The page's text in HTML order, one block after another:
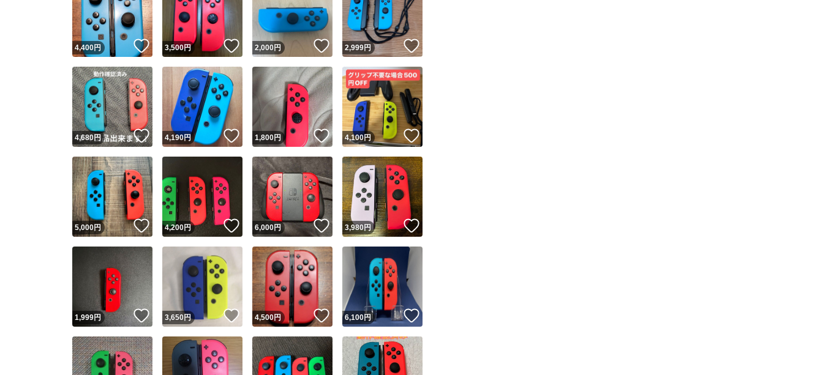
4,400円 いいね！
3,500円 いいね！
2,000円 いいね！
2,999円
4,680円 いいね！
4,190円 いいね！
1,800円 いいね！
4,100円 いいね！
5,000円 いいね！
4,200円 いいね！
6,000円 いいね！
3,980円
1,999円 いいね！
3,650円 いいね！
4,500円 いいね！
6,100円 いいね！